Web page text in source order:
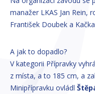
manažer LKAS Jan Rein,
František Doubek a
A jak to dopadlo?
V kategorii Přípravky
z místa, a to 185 cm, a
Minipřípravku ovládl